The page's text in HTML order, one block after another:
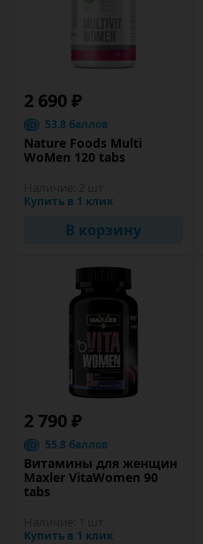
2 690 ₽
53.8 баллов
Nature Foods Multi
WoMen 120 tabs
Купить в 1 клик
В корзину
2 790 ₽
55.8 баллов
Витамины для женщин
Maxler VitaWomen 90
tabs
Купить в 1 клик